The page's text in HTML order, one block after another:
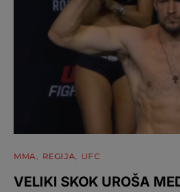
MMA REGIJA UFC
VELIKI SKOK UROŠA